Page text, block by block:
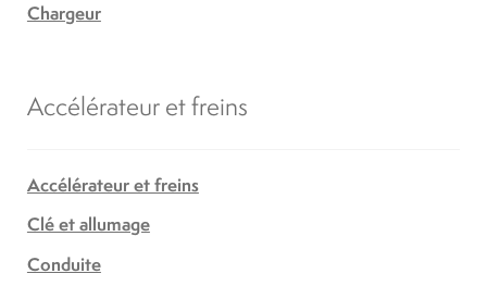
Chargeur
Accélérateur et freins
Accélérateur et freins
Clé et allumage
Conduite